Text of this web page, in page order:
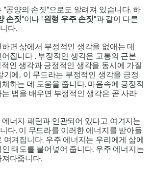
"공양의 손짓"으로도 알려져 있습니다. 하
손짓"이나 "원형 우주 손짓"과 같이 다른
다.
하면 삶에서 부정적인 생각을 없애는 데
집니다 . 부정적인 생각은 고통의 근본
인 생각과 긍정적인 생각을 동시에 가질
기에, 이 무드라는 부정적인 생각을 긍정
하는 데 도움을 줍니다. 마음속에 긍정적
법을 배우면 부정적인 생각은 곧 사라
에너지 패턴과 연관되어 있다고 여겨지는
다. 이 무드라를 이러한 에너지를 받아들
여겨집니다. 우주 에너지는 우리에게 삶에
태도를 불어넣어 줍니다. 우주 에너지는
다줍니다.